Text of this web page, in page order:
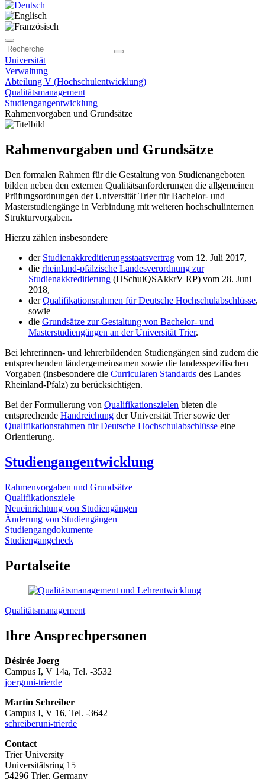
Universität
Verwaltung
Abteilung V (Hochschulentwicklung)
Qualitätsmanagement
Studiengangentwicklung
Rahmenvorgaben und Grundsätze
Rahmenvorgaben und Grundsätze
Den formalen Rahmen für die Gestaltung von Studienangeboten
bilden neben den externen Qualitätsanforderungen die allgemeinen
Prüfungsordnungen der Universität Trier für Bachelor- und
Masterstudiengänge in Verbindung mit weiteren hochschulinternen
Strukturvorgaben.
Hierzu zählen insbesondere
der Studienakkreditierungsstaatsvertrag vom 12. Juli 2017,
die rheinland-pfälzische Landesverordnung zur
Studienakkreditierung (HSchulQSAkkrV RP) vom 28. Juni
2018,
derQualifikationsrahmen für Deutsche Hochschulabschlüsse,
sowie
die Grundsätze zur Gestaltung von Bachelor- und
Masterstudiengängen an der Universität Trier.
Bei lehrerinnen- und lehrerbildenden Studiengängen sind zudem die
entsprechenden ländergemeinsamen sowie die landesspezifischen
Vorgaben (insbesondere die Curricularen Standards des Landes
Rheinland-Pfalz) zu berücksichtigen.
Bei der Formulierung von Qualifikationszielen bieten die
entsprechende Handreichung der Universität Trier sowie der
Qualifikationsrahmen für Deutsche Hochschulabschlüsse eine
Orientierung.
Studiengangentwicklung
Rahmenvorgaben und Grundsätze
Qualifikationsziele
Neueinrichtung von Studiengängen
Änderung von Studiengängen
Studiengangdokumente
Studiengangcheck
Portalseite
Qualitätsmanagement
Ihre Ansprechpersonen
Désirée Joerg
Campus I, V 14a, Tel. -3532
joerguni-trierde
Martin Schreiber
Campus I, V 16, Tel. -3642
schreiberuni-trierde
Contact
Trier University
Universitätsring 15
54296 Trier, Germany